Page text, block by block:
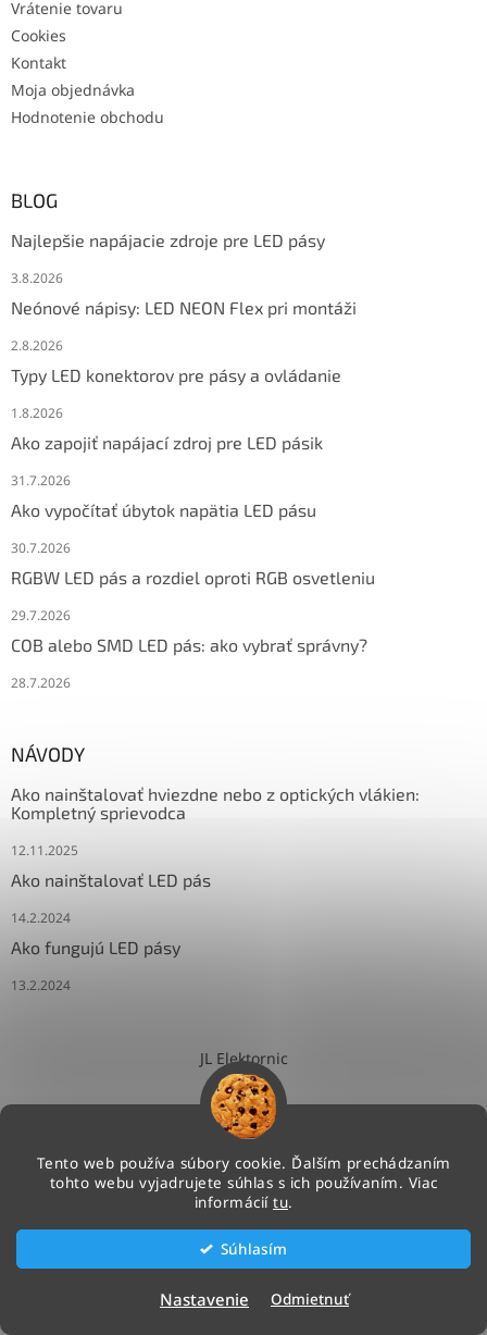
Tento web používa súbory cookie. Ďalším prechádzaním
tohto webu vyjadrujete súhlas s ich používaním. Viac
informácií tu.
Súhlasím
Nastavenie Odmietnuť
Vrátenie tovaru
Cookies
Kontakt
Moja objednávka
Hodnotenie obchodu
BLOG
Najlepšie napájacie zdroje pre LED pásy
3.8.2026
Neónové nápisy: LED NEON Flex pri montáži
2.8.2026
Typy LED konektorov pre pásy a ovládanie
1.8.2026
Ako zapojiť napájací zdroj pre LED pásik
31.7.2026
Ako vypočítať úbytok napätia LED pásu
30.7.2026
RGBW LED pás a rozdiel oproti RGB osvetleniu
29.7.2026
COB alebo SMD LED pás: ako vybrať správny?
28.7.2026
NÁVODY
Ako nainštalovať hviezdne nebo z optických vlákien:
Kompletný sprievodca
12.11.2025
Ako nainštalovať LED pás
14.2.2024
Ako fungujú LED pásy
13.2.2024
JL Elektornic
Vytvoril Shoptet